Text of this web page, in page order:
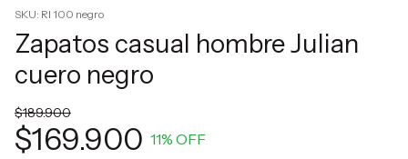
SKU: RI 100 negro
Zapatos casual hombre Julian
cuero negro
$189.900
$169.900 11% OFF